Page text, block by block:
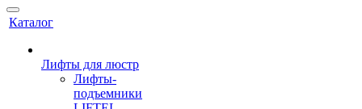
Каталог
Лифты для люстр
Лифты-
подъемники